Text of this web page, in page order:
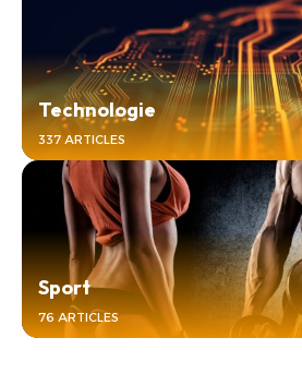
Technologie
337 ARTICLES
Sport
76 ARTICLES